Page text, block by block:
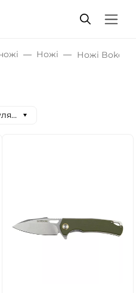
Ножі Ножі Boker
спочатку